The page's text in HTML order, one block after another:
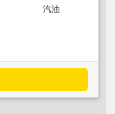
汽油